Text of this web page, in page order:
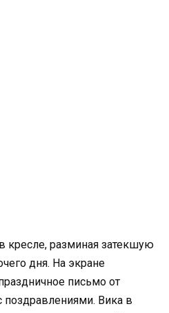
кресле, разминая затекшую
дня. На экране
письмо от
поздравлениями. Вика в